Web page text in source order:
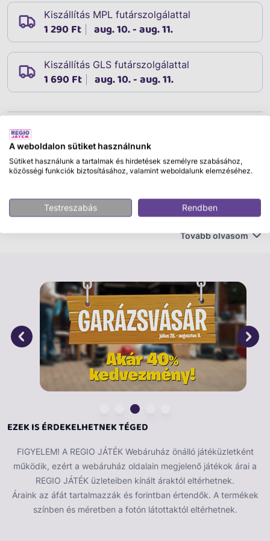
Kiszállítás MPL futárszolgálattal
1 290 Ft aug. 10. - aug. 11.
Kiszállítás GLS futárszolgálattal
1 690 Ft aug. 10. - aug. 11.
Leírás
Lendkerekes tréler 2 db fém autóval
egy izgalmas és szórakoztató játékkészlet, amely a
gyerekek képzeletét és kreativitását hivatott
remek lehetőséget kínál a gyerekek számára, hogy
Jellemzők:
Lendkerekes működés:Az autó lendkerekes
mechanizmusa biztosítja, hogy a jármű könnyen
mozgatható legyen, így a gyerekek maguk
irányíthatják a játékot.
A szett tartalmaz egy fém autót, amely
tartós és strapabíró, így hosszú távon is élvezhető
gyerekeknek, hogy különböző tárgyakat
szállítsanak, ezáltal még izgalmasabbá téve a
játékélményt.
Kreatív játék:A jármű és az utánfutó kombinálása
segíti a gyerekek kreativitását, miközben felfedezik
a szállítás és a közlekedés világát.
Tovább olvasom
EZEK IS ÉRDEKELHETNEK TÉGED
FIGYELEM! A REGIO JÁTÉK Webáruház önálló játéküzletként
működik, ezért a webáruház oldalain megjelenő játékok árai a
REGIO JÁTÉK üzleteiben kínált áraktól eltérhetnek.
Áraink az áfát tartalmazzák és forintban értendők. A termékek
színben és méretben a fotón látottaktól eltérhetnek.
A weboldalon sütiket használnunk
Sütiket használunk a tartalmak és hirdetések személyre szabásához,
közösségi funkciók biztosításához, valamint weboldalunk elemzéséhez.
Testreszabás Rendben